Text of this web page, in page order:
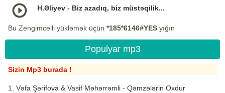
H.Əliyev - Biz azadıq, biz müstəqilik...
Bu Zengimcelli yükləmək üçün *185*6146#YES yığın
Populyar mp3
Sizin Mp3 burada !
Vəfa Şərifova & Vasif Məhərrəmli - Qəmzələrin Oxdur